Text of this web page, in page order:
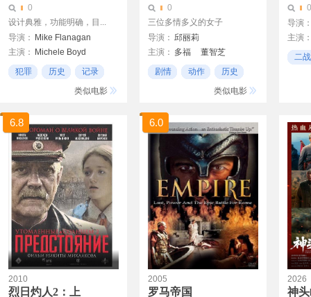
0
设计典雅，功能明确，目...
导演：
Mike Flanagan
Mark Betancourt
主演：
Michele Boyd
犯罪
历史
记录
类似电影
0
三位多情多义的女子
导演： 邱丽莉
主演： 多福
董智芝
剧情
动作
历史
类似电影
0
导演
主演
伯娜二战
6.8
2010
烈日灼人2：上
6.0
2005
罗马帝国
2026
神头